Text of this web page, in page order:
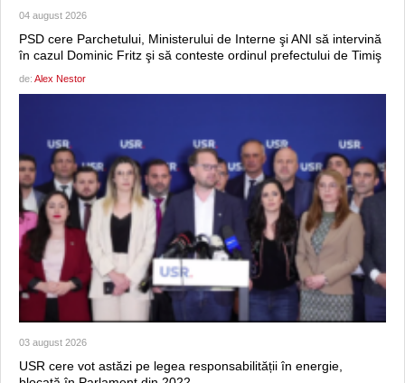
04 august 2026
PSD cere Parchetului, Ministerului de Interne şi ANI să intervină
în cazul Dominic Fritz şi să conteste ordinul prefectului de Timiş
de: Alex Nestor
03 august 2026
USR cere vot astăzi pe legea responsabilității în energie,